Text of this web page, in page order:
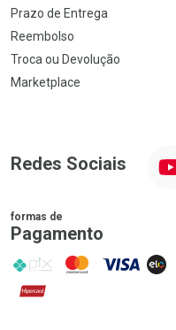
Prazo de Entrega
Reembolso
Troca ou Devolução
Marketplace
Redes Sociais
formas de
Pagamento
PIX MasterCard
VISA ELO
Hipercard